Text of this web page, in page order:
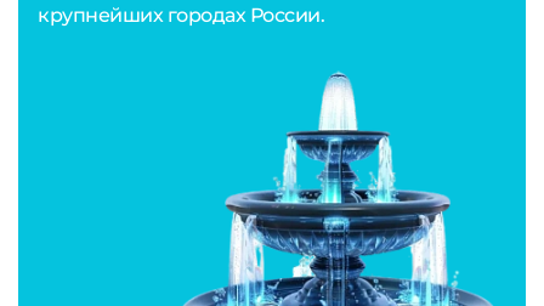
крупнейших городах России.